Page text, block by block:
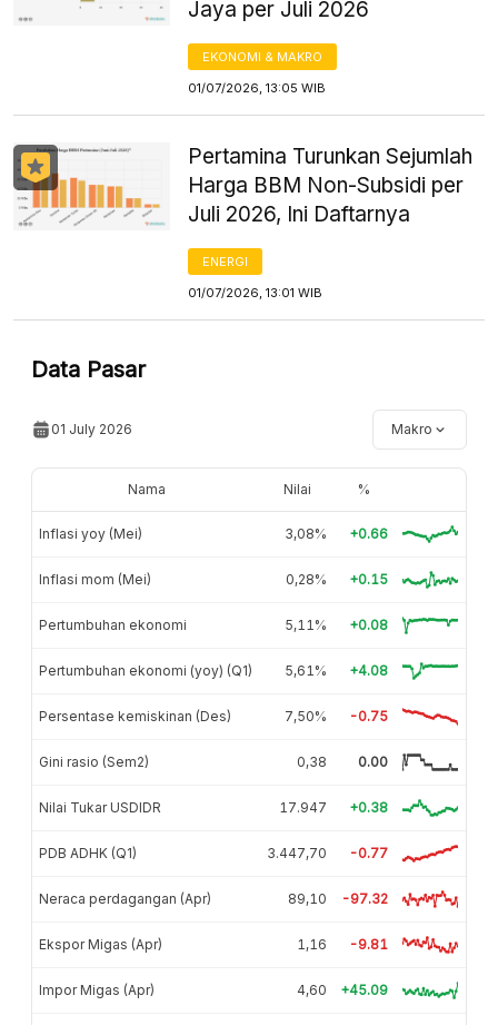
Jaya per Juli 2026
EKONOMI & MAKRO
01/07/2026, 13:05 WIB
Pertamina Turunkan Sejumlah
Harga BBM Non-Subsidi per
Juli 2026, Ini Daftarnya
ENERGI
01/07/2026, 13:01 WIB
Data Pasar
01 July 2026 Makro
Nama Nilai %
Inflasi yoy (Mei) 3,08% +0.66
Inflasi mom (Mei) 0,28% +0.15
Pertumbuhan ekonomi 5,11% +0.08
Pertumbuhan ekonomi (yoy) (Q1) 5,61% +4.08
Persentase kemiskinan (Des) 7,50% -0.75
Gini rasio (Sem2) 0,38 0.00
Nilai Tukar USDIDR 17.947 +0.38
PDB ADHK (Q1) 3.447,70 -0.77
Neraca perdagangan (Apr) 89,10 -97.32
Ekspor Migas (Apr) 1,16 -9.81
Impor Migas (Apr) 4,60 +45.09